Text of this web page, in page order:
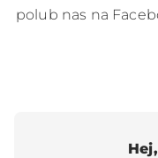
polub nas na